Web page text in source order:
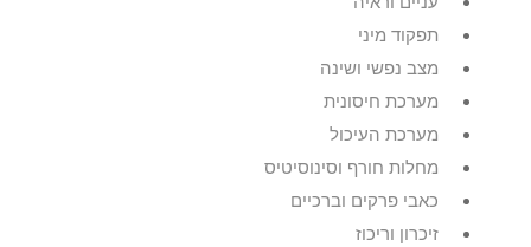
תפקוד מיני
מצב נפשי ושינה
מערכת חיסונית
מערכת העיכול
מחלות חורף וסינוסיטיס
כאבי פרקים וברכיים
זיכרון וריכוז